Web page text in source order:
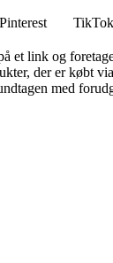
Pinterest TikTok
et link og
der er købt
med